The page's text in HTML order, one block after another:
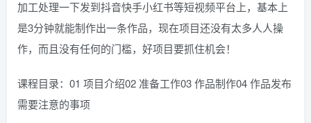
加工处理一下发到抖音快手小红书等短视频平台上，基本上
是3分钟就能制作出一条作品，现在项目还没有太多人人操
作，而且没有任何的门槛，好项目要抓住机会！
课程目录：01 项目介绍02 准备工作03 作品制作04 作品发布
需要注意的事项